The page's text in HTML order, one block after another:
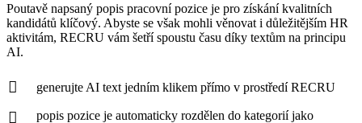
Poutavě napsaný popis pracovní pozice je pro získání kvalitních
kandidátů klíčový. Abyste se však mohli věnovat i důležitějším HR
aktivitám, RECRU vám šetří spoustu času díky textům na principu
AI.
generujte AI text jedním klikem přímo v prostředí RECRU
popis pozice je automaticky rozdělen do kategorií jako